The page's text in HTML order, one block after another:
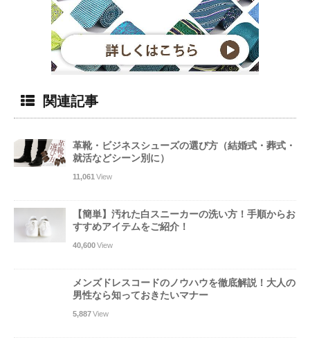
関連記事
革靴・ビジネスシューズの選び方（結婚式・葬式・
就活などシーン別に）
11,061 View
【簡単】汚れた白スニーカーの洗い方！手順からお
すすめアイテムをご紹介！
40,600View
メンズドレスコードのノウハウを徹底解説！大人の
男性なら知っておきたいマナー
5,887View